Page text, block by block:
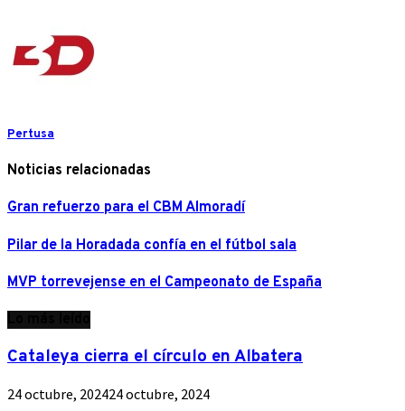
Pertusa
Noticias relacionadas
Gran refuerzo para el CBM Almoradí
Pilar de la Horadada confía en el fútbol sala
MVP torrevejense en el Campeonato de España
Cataleya cierra el círculo en Albatera
24 octubre, 202424 octubre, 2024